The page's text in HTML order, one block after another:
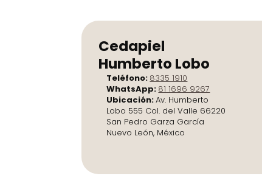
Cedapiel
Humberto Lobo
Teléfono: 8335 1910
WhatsApp: 81 1696 9267
Ubicación:Av. Humberto
Lobo 555 Col. del Valle 66220
San Pedro Garza García
Nuevo León, México